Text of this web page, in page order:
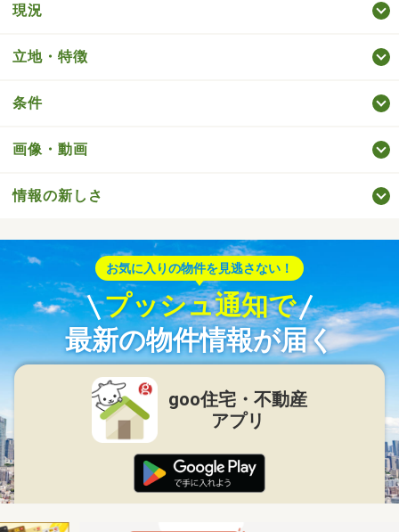
現況
立地・特徴
条件
画像・動画
情報の新しさ
お気に入りの物件を見逃さない！
プッシュ通知で
最新の物件情報が届く
goo住宅・不動産
アプリ